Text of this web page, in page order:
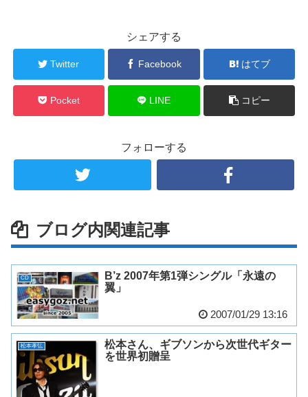
シェアする
Twitter Facebook はてブ
Pocket LINE コピー
フォローする
ブログ内関連記事
CD
B’z 2007年第1弾シングル「永遠の
翼」
2007/01/29 13:16
松本孝弘
松本さん、ギブソンから次世代ギター
を世界初贈呈